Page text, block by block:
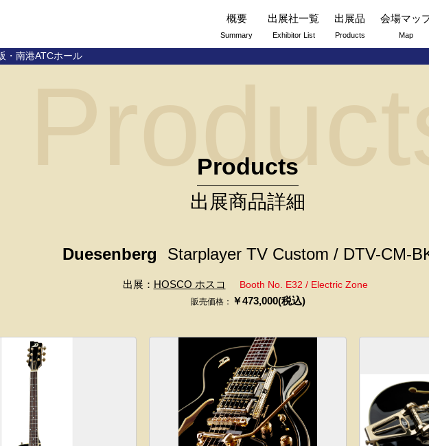
概要
Summary
出展社一覧
Exhibitor List
出展品
Products
会場マッ
Map
・南港ATCホール
Products
出展商品詳細
Duesenberg Starplayer TV Custom / DTV-CM-
出展： HOSCO ホスコ Booth No. E32 / Electric Zone
販売価格： ￥473,000(税込)